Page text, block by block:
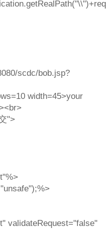
scdc/bob.jsp?
width=45>your
">
validateRequest="false"